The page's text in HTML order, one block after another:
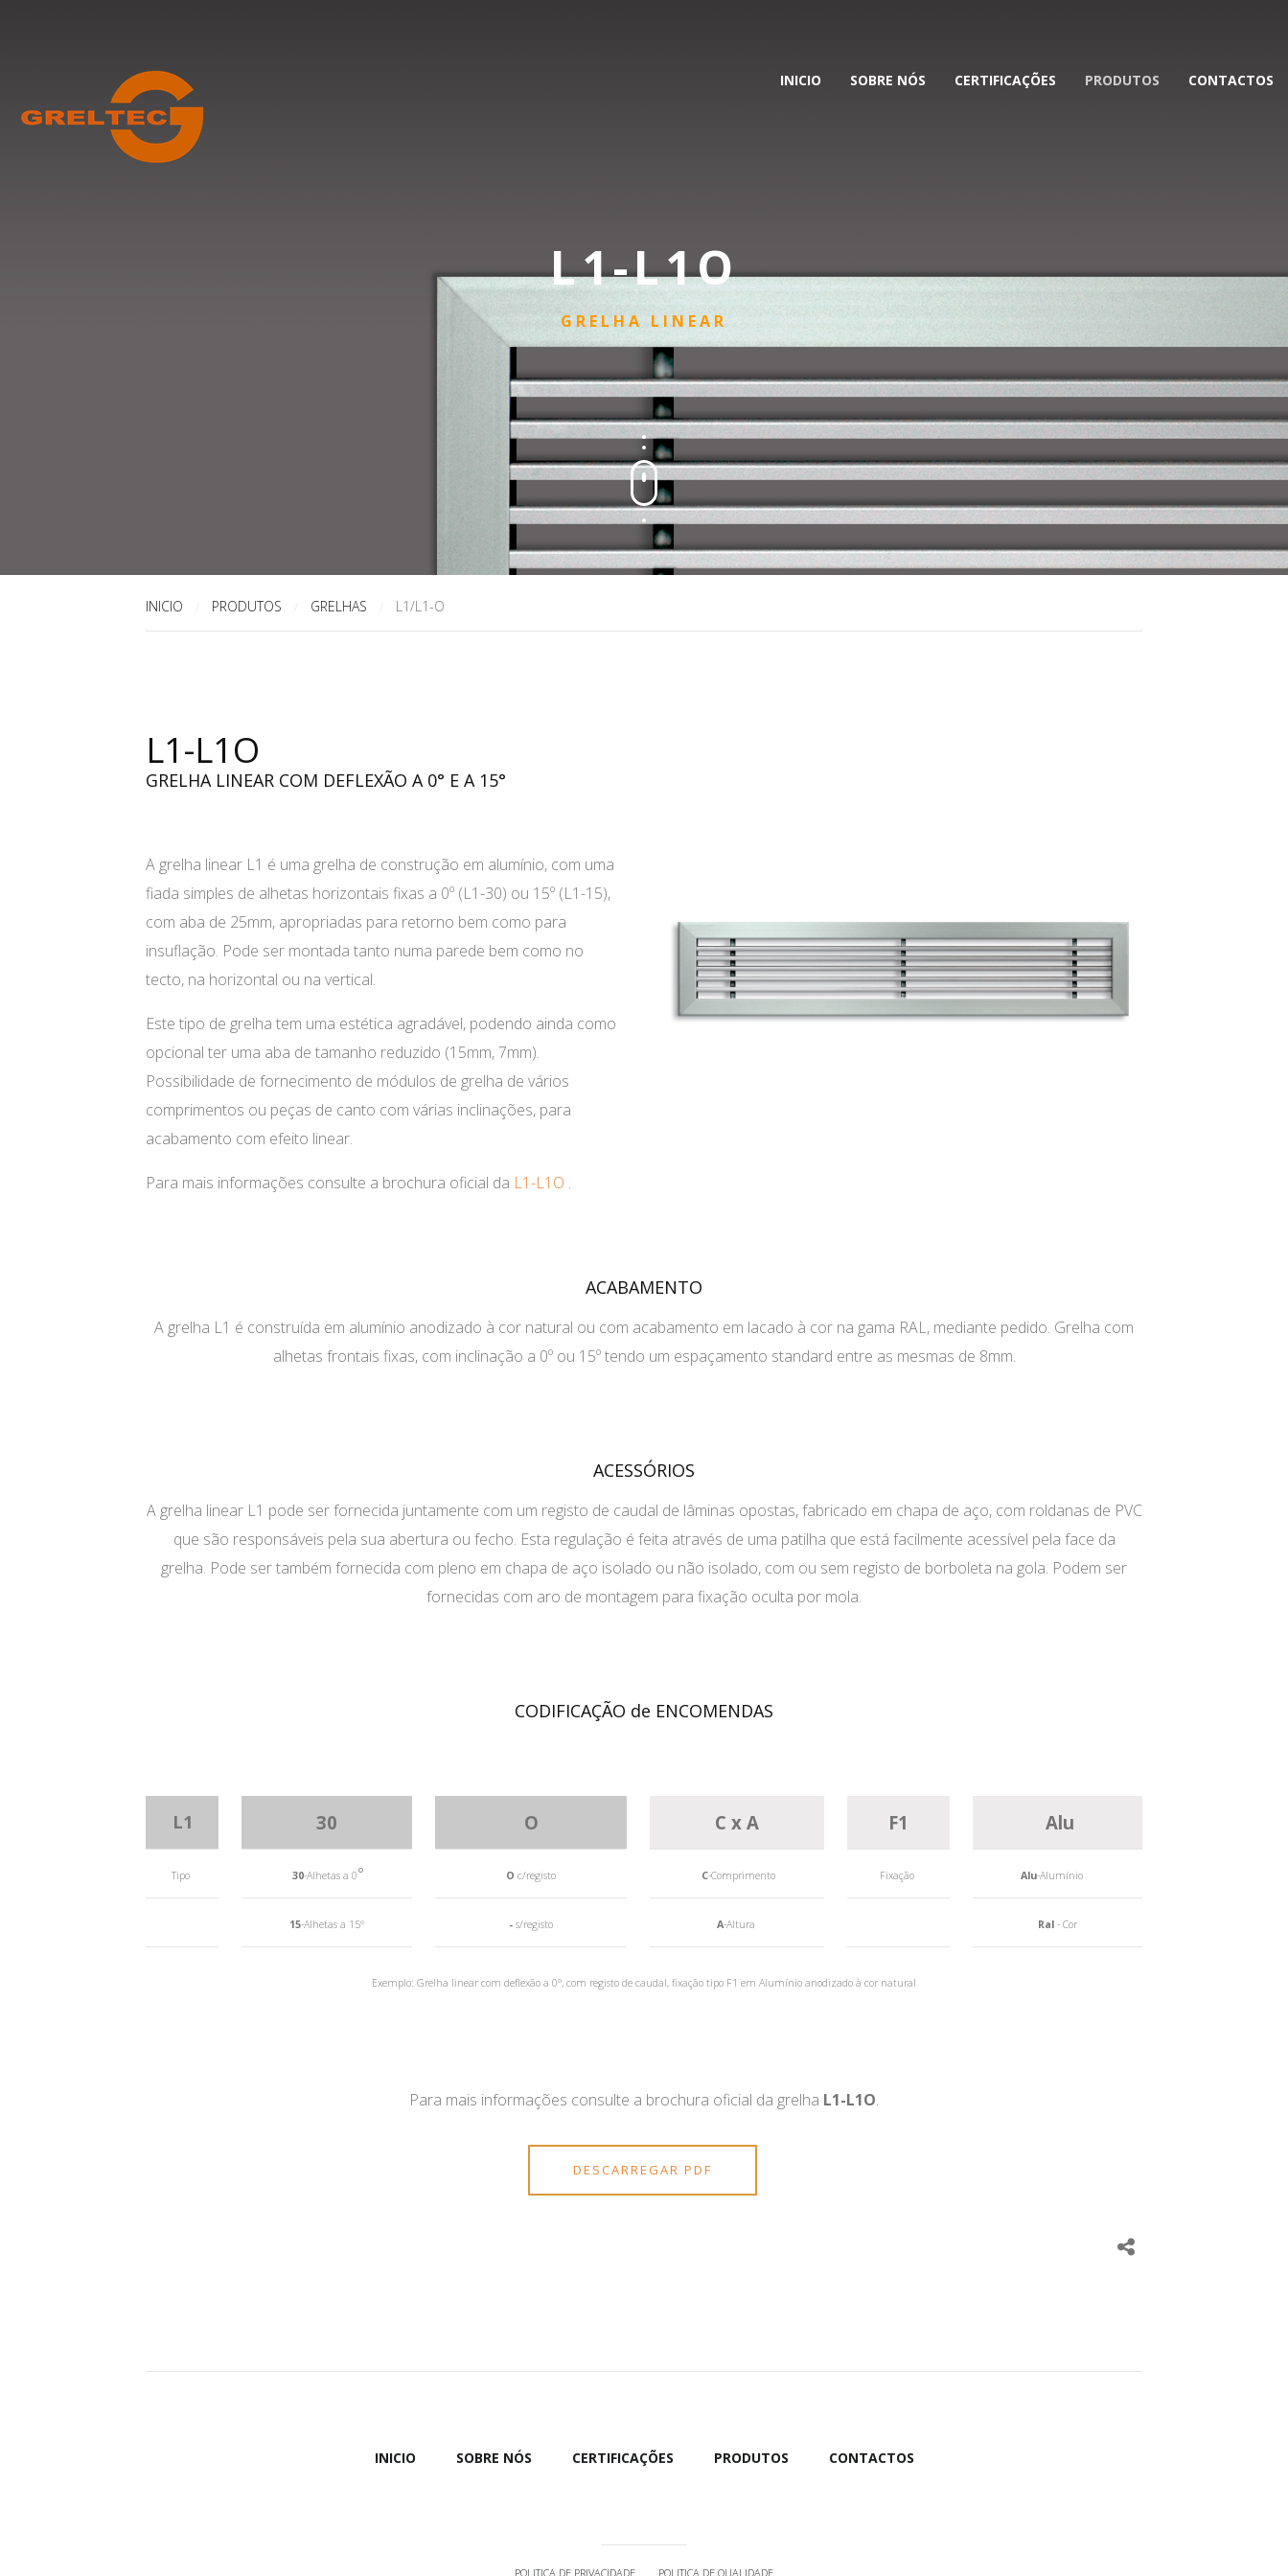
INICIO SOBRE NÓS CERTIFICAÇÕES PRODUTOS CONTACTOS
L1-L1O
GRELHA LINEAR
INICIO PRODUTOS GRELHAS L1/L1-O
L1-L1O
GRELHA LINEAR COM DEFLEXÃO A 0° E A 15°
A grelha linear L1 é uma grelha de construção em alumínio, com uma
fiada simples de alhetas horizontais fixas a 0º (L1-30) ou 15º (L1-15),
com aba de 25mm, apropriadas para retorno bem como para
insuflação. Pode ser montada tanto numa parede bem como no
tecto, na horizontal ou na vertical.
Este tipo de grelha tem uma estética agradável, podendo ainda como
opcional ter uma aba de tamanho reduzido (15mm, 7mm).
Possibilidade de fornecimento de módulos de grelha de vários
comprimentos ou peças de canto com várias inclinações, para
acabamento com efeito linear.
Para mais informações consulte a brochura oficial da L1-L1O .
ACABAMENTO
A grelha L1 é construída em alumínio anodizado à cor natural ou com acabamento em lacado à cor na gama RAL, mediante pedido. Grelha com
alhetas frontais fixas, com inclinação a 0º ou 15º tendo um espaçamento standard entre as mesmas de 8mm.
ACESSÓRIOS
A grelha linear L1 pode ser fornecida juntamente com um registo de caudal de lâminas opostas, fabricado em chapa de aço, com roldanas de PVC
que são responsáveis pela sua abertura ou fecho. Esta regulação é feita através de uma patilha que está facilmente acessível pela face da
grelha. Pode ser também fornecida com pleno em chapa de aço isolado ou não isolado, com ou sem registo de borboleta na gola. Podem ser
fornecidas com aro de montagem para fixação oculta por mola.
CODIFICAÇÃO de ENCOMENDAS
L1 30 O C x A F1 Alu
Tipo 30-Alhetas a 0° O c/registo C-Comprimento Fixação Alu-Alumínio
15-Alhetas a 15° - s/registo A-Altura Ral - Cor
Exemplo: Grelha linear com deflexão a 0°, com registo de caudal, fixação tipo F1 em Alumínio anodizado à cor natural
Para mais informações consulte a brochura oficial da grelha L1-L1O.
DESCARREGAR PDF
INICIO SOBRE NÓS CERTIFICAÇÕES PRODUTOS CONTACTOS
POLITICA DE PRIVACIDADE POLITICA DE QUALIDADE